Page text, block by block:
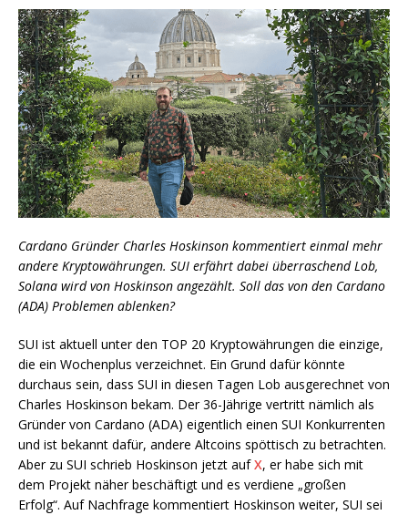
Cardano Gründer Charles Hoskinson kommentiert einmal mehr
andere Kryptowährungen. SUI erfährt dabei überraschend Lob,
Solana wird von Hoskinson angezählt. Soll das von den Cardano
(ADA) Problemen ablenken?
SUI ist aktuell unter den TOP 20 Kryptowährungen die einzige,
die ein Wochenplus verzeichnet. Ein Grund dafür könnte
durchaus sein, dass SUI in diesen Tagen Lob ausgerechnet von
Charles Hoskinson bekam. Der 36-Jährige vertritt nämlich als
Gründer von Cardano (ADA) eigentlich einen SUI Konkurrenten
und ist bekannt dafür, andere Altcoins spöttisch zu betrachten.
Aber zu SUI schrieb Hoskinson jetzt aufX, er habe sich mit
dem Projekt näher beschäftigt und es verdiene „großen
Erfolg“. Auf Nachfrage kommentiert Hoskinson weiter, SUI sei